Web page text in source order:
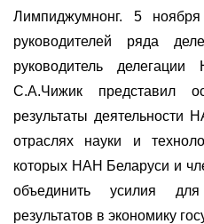
Лимпиджумнонг. 5 ноября
руководителей ряда
руководитель
С.А.Чижик представил
результаты деятельности
отраслях науки и
которых НАН Беларуси и
объединить усилия
результатов в экономику